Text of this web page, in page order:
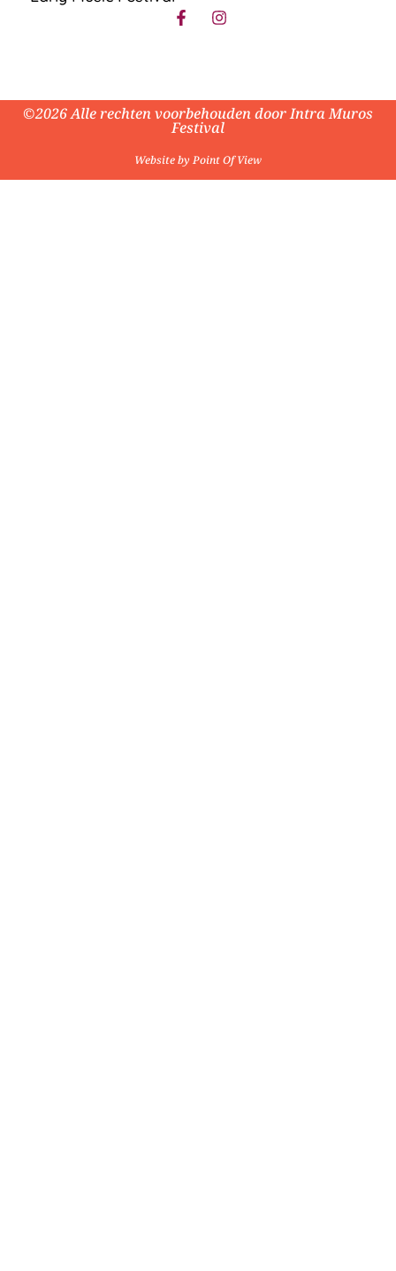
©2026 Alle rechten voorbehouden door Intra Muros
Festival
Website by Point Of View